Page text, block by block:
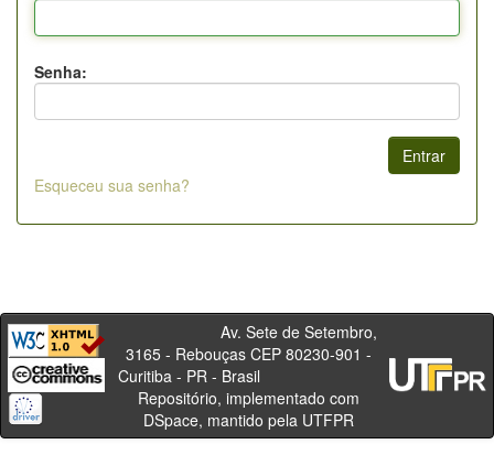
Senha:
Esqueceu sua senha?
Av. Sete de Setembro,
3165 - Rebouças CEP 80230-901 -
Curitiba - PR - Brasil
Repositório, implementado com
DSpace, mantido pela UTFPR